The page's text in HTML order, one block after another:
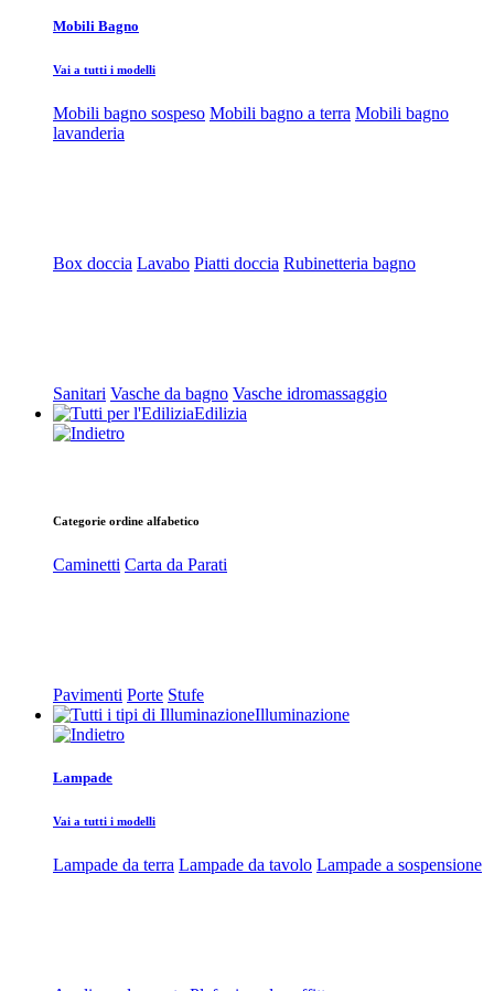
Mobili Bagno
Vai a tutti i modelli
Mobili bagno sospeso Mobili bagno a terra Mobili bagno
lavanderia
Box doccia Lavabo Piatti doccia Rubinetteria bagno
Sanitari Vasche da bagno Vasche idromassaggio
Edilizia
Categorie ordine alfabetico
Caminetti Carta da Parati
Pavimenti Porte Stufe
Illuminazione
Lampade
Vai a tutti i modelli
Lampade da terra Lampade da tavolo Lampade a sospensione